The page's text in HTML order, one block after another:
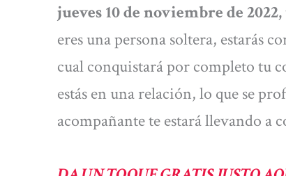
jueves 10 de noviembre de 2022,
eres una persona soltera, estarás
cual conquistará por completo tu
estás en una relación, lo que se
acompañante te estará llevando a